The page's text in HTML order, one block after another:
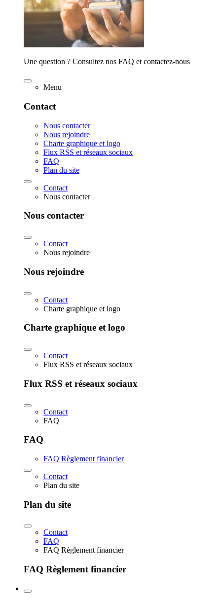
Une question ? Consultez nos FAQ et contactez-nous
Menu
Contact
Nous contacter
Nous rejoindre
Charte graphique et logo
Flux RSS et réseaux sociaux
FAQ
Plan du site
Contact
Nous contacter
Nous contacter
Contact
Nous rejoindre
Nous rejoindre
Contact
Charte graphique et logo
Charte graphique et logo
Contact
Flux RSS et réseaux sociaux
Flux RSS et réseaux sociaux
Contact
FAQ
FAQ
FAQ Règlement financier
Contact
Plan du site
Plan du site
Contact
FAQ
FAQ Règlement financier
FAQ Règlement financier